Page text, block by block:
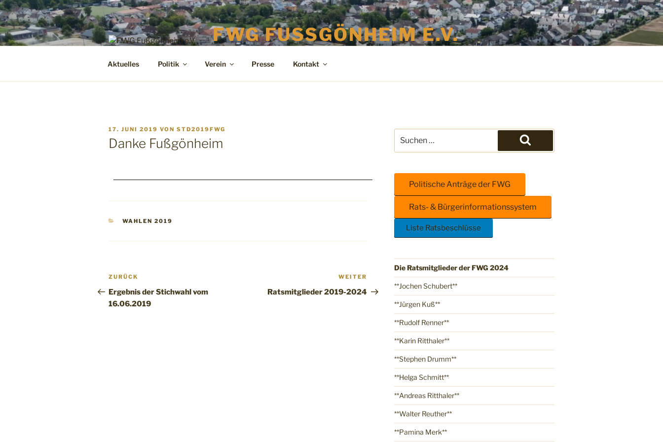
FWG FUSSGÖNHEIM E.V.
Aktuelles Politik Verein Presse Kontakt
17. JUNI 2019 VON STD2019FWG
Danke Fußgönheim
WAHLEN 2019
ZURÜCK
Ergebnis der Stichwahl vom
16.06.2019
WEITER
Ratsmitglieder 2019-2024
Politische Anträge der FWG
Rats- & Bürgerinformationssystem
Liste Ratsbeschlüsse
Die Ratsmitglieder der FWG 2024
**Jochen Schubert**
**Jürgen Kuß**
**Rudolf Renner**
**Karin Ritthaler**
**Stephen Drumm**
**Helga Schmitt**
**Andreas Ritthaler**
**Walter Reuther**
**Pamina Merk**